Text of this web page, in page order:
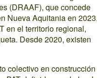
(DRAAF), que concede
Nueva Aquitania en
en el territorio regional,
Desde 2020, existen
colectivo en construcción